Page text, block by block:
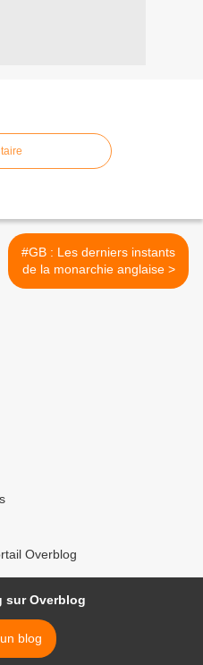
#GB : Les derniers instants
de la monarchie anglaise >
Overblog
sur Overblog
blog